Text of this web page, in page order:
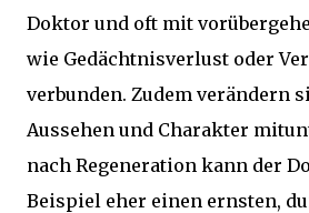
Doktor und oft mit
wie Gedächtnisverlust oder
verbunden. Zudem verändern
Aussehen und Charakter
nach Regeneration kann der
Beispiel eher einen ernsten,